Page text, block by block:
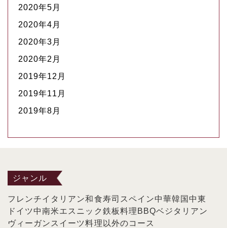
2020年5月
2020年4月
2020年3月
2020年2月
2019年12月
2019年11月
2019年8月
ジャンル
フレンチイタリアン和食寿司 スペイン中華韓国 中東
ドイツ中南米エスニック 鉄板料理 BBQベジタリアン
ヴィーガン スイーツ料理以外のコース